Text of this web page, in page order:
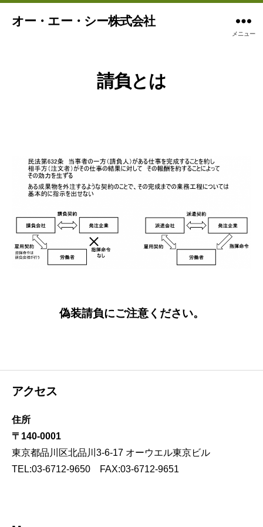
オー・エー・シー株式会社
メニュー
請負とは
偽装請負にご注意ください。
アクセス
住所
〒140-0001
東京都品川区北品川3-6-17 オーウエル東京ビル
TEL:03-6712-9650 FAX:03-6712-9651